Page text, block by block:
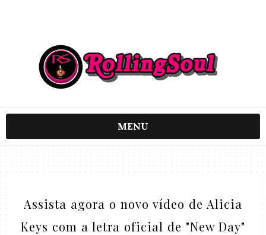
MENU
Assista agora o novo vídeo de Alicia
Keys com a letra oficial de "New Day"